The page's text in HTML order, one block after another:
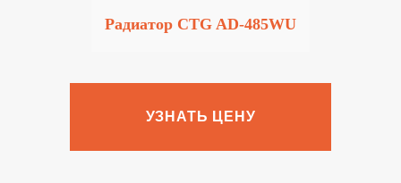
Радиатор CTG AD-485WU
УЗНАТЬ ЦЕНУ